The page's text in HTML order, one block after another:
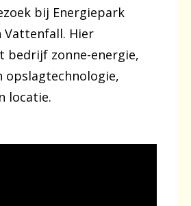
bij Energiepark
Vattenfall. Hier
bedrijf zonne-energie,
opslagtechnologie,
locatie.